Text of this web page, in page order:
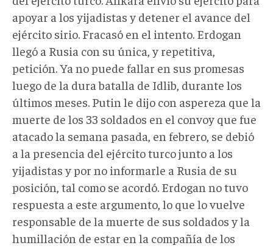
apoyar a los yijadistas y detener el avance del
ejército sirio. Fracasó en el intento. Erdogan
llegó a Rusia con su única, y repetitiva,
petición. Ya no puede fallar en sus promesas
luego de la dura batalla de Idlib, durante los
últimos meses. Putin le dijo con aspereza que la
muerte de los 33 soldados en el convoy que fue
atacado la semana pasada, en febrero, se debió
a la presencia del ejército turco junto a los
yijadistas y por no informarle a Rusia de su
posición, tal como se acordó. Erdogan no tuvo
respuesta a este argumento, lo que lo vuelve
responsable de la muerte de sus soldados y la
humillación de estar en la compañía de los